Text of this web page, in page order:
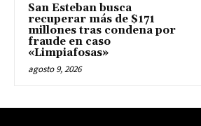
San Esteban busca
recuperar más de $171
millones tras condena por
fraude en caso
«Limpiafosas»
agosto 9, 2026